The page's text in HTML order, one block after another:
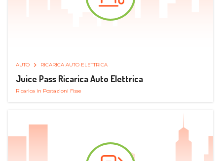
AUTO RICARICA AUTO ELETTRICA
Juice Pass Ricarica Auto Elettrica
Ricarica in Postazioni Fisse